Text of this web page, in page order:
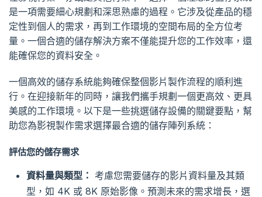
是一項需要細心規劃和深思熟慮的過程。它涉及從產品的穩
定性到個人的需求，再到工作環境的空間布局的全方位考
量。一個合適的儲存解決方案不僅能提升您的工作效率，還
能確保您的資料安全。
一個高效的儲存系統能夠確保整個影片製作流程的順利進
行。在迎接新年的同時，讓我們攜手規劃一個更高效、更具
美感的工作環境。以下是一些挑選儲存設備的關鍵要點，幫
助您為影視製作需求選擇最合適的儲存陣列系統：
評估您的儲存需求
資料量與類型： 考慮您需要儲存的影片資料量及其類
型，如 4K 或 8K 原始影像。預測未來的需求增長，選